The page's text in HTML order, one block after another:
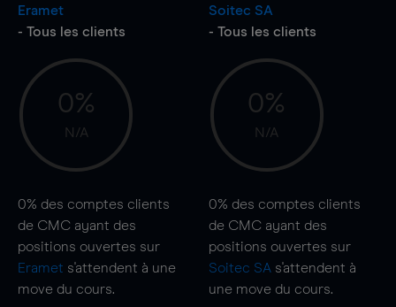
Eramet
- Tous les clients
0%
N/A
0% des comptes clients
de CMC ayant des
positions ouvertes sur
Eramet s'attendent à une
move du cours.
Soitec SA
- Tous les clients
0%
N/A
0% des comptes clients
de CMC ayant des
positions ouvertes sur
Soitec SA s'attendent à
une move du cours.